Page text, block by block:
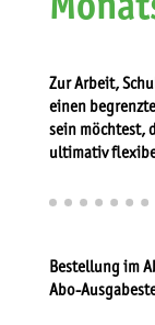
Zur Arbeit,
einen
sein möchtest,
ultimativ
Bestellung im
Abo-